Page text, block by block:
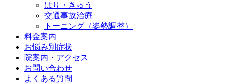
はり・きゅう
交通事故治療
トーニング（姿勢調整）
料金案内
お悩み別症状
院案内・アクセス
お問い合わせ
よくある質問